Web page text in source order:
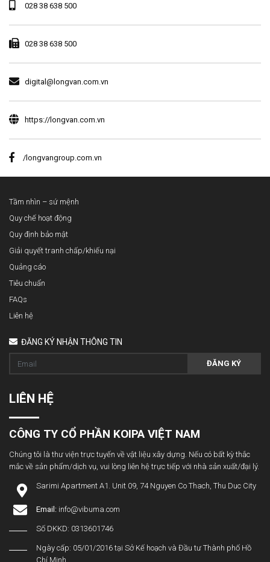
028 38 638 500
028 38 638 500
digital@longvan.com.vn
https://longvan.com.vn
/longvangroup.com.vn
Tầm nhìn – sứ mệnh
Quy chế hoạt động
Quy định bảo mật
Giải quyết tranh chấp/khiếu nại
Quảng cáo
Tiêu chuẩn
FAQs
Liên hệ
ĐĂNG KÝ NHẬN THÔNG TIN
ĐĂNG KÝ
LIÊN HỆ
CÔNG TY CỔ PHẦN KOIPA VIỆT NAM
Chúng tôi là thư viện trực tuyến về vật liệu xây dựng. Nếu có bất kỳ thắc
mắc về sản phẩm/dịch vụ, vui lòng liên hệ trực tiếp với nhà sản xuất/đại lý.
Sarimi Apartment A1. Unit 09, 74 Nguyen Co Thach, Thu Duc City
Email: info@vibuma.com
Số DKKD: 0313601746
Ngày cấp: 05/01/2016 tại Sở Kế hoạch và Đầu tư Thành phố Hồ
Chí Minh.